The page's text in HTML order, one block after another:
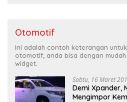
Otomotif
Ini adalah contoh keterangan
otomotif, anda bisa dengan
widget.
Sabtu, 16 Maret
Demi Xpander,
Mengimpor